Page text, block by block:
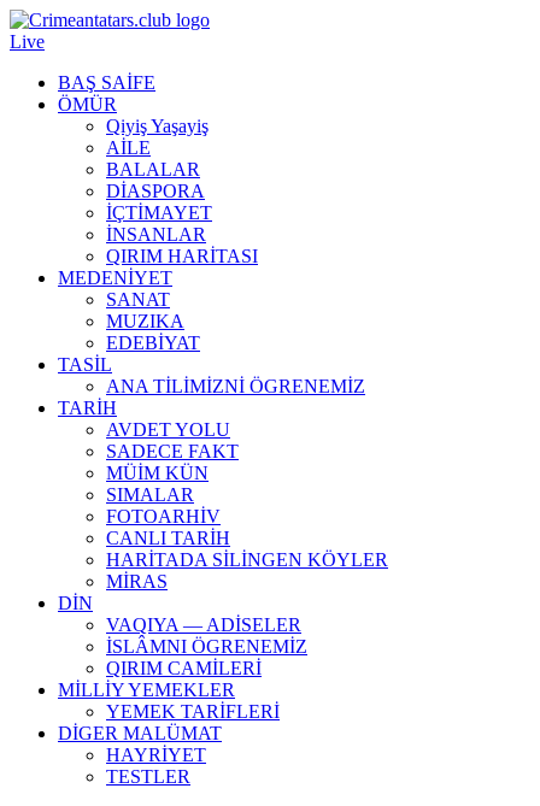
Live
BAŞ SAİFE
ÖMÜR
Qiyiş Yaşayiş
AİLE
BALALAR
DİASPORA
İÇTİMAYET
İNSANLAR
QIRIM HARİTASI
MEDENİYET
SANAT
MUZIKA
EDEBİYAT
TASİL
ANA TİLİMİZNİ ÖGRENEMİZ
TARİH
AVDET YOLU
SADECE FAKT
MÜİM KÜN
SIMАLAR
FOTOARHİV
CANLI TARİH
HARİTADA SİLİNGEN KÖYLER
MİRAS
DİN
VAQIYA — ADİSELER
İSLÂMNI ÖGRENEMİZ
QIRIM CAMİLERİ
MİLLİY YEMEKLER
YEMEK TARİFLERİ
DİGER MALÜMAT
HAYRİYET
TESTLER